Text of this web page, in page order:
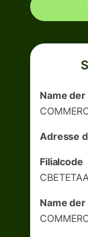
Name der
Adresse
Filialcode
Name der